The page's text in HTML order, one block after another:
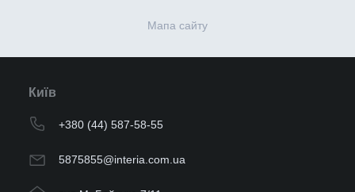
Мапа сайту
Київ
+380 (44) 587-58-55
5875855@interia.com.ua